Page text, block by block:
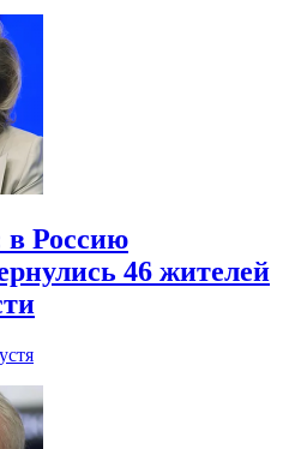
Россию
46 жителей